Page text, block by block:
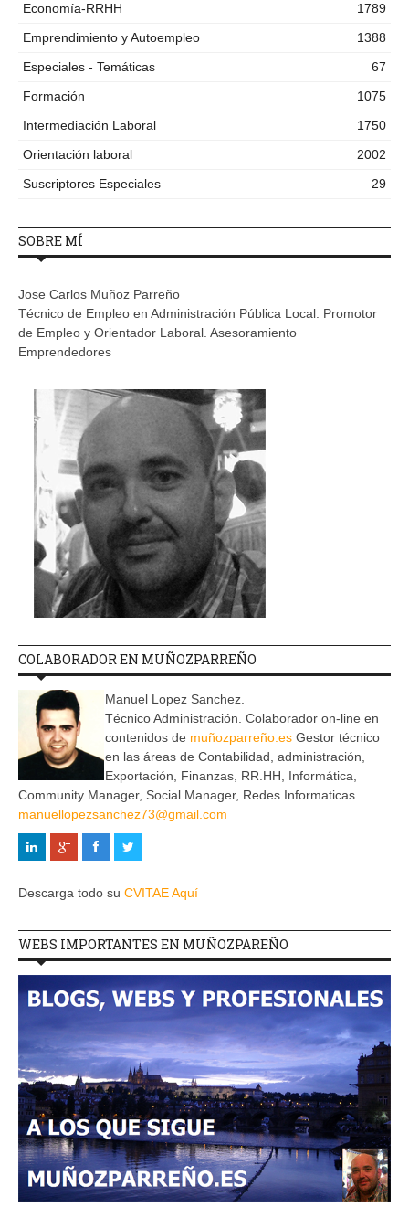
Economía-RRHH
1789
Emprendimiento y Autoempleo
1388
Especiales - Temáticas
67
Formación
1075
Intermediación Laboral
1750
Orientación laboral
2002
Suscriptores Especiales
29
SOBRE MÍ
Jose Carlos Muñoz Parreño
Técnico de Empleo en Administración Pública Local. Promotor
de Empleo y Orientador Laboral. Asesoramiento
Emprendedores
COLABORADOR EN MUÑOZPARREÑO
Manuel Lopez Sanchez.
Técnico Administración. Colaborador on-line en
contenidos de muñozparreño.es Gestor técnico
en las áreas de Contabilidad, administración,
Exportación, Finanzas, RR.HH, Informática,
Community Manager, Social Manager, Redes Informaticas.
manuellopezsanchez73@gmail.com
Descarga todo su CVITAE Aquí
WEBS IMPORTANTES EN MUÑOZPAREÑO